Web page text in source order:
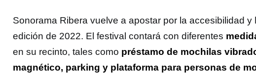
Sonorama Ribera vuelve a apostar por la accesibilidad y
edición de 2022. El festival contará con diferentes
en su recinto, tales como préstamo de mochilas
magnético, parking y plataforma para personas de